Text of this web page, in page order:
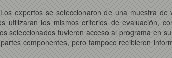
expertos se seleccionaron de una muestra de
utilizaran los mismos criterios de evaluación,
seleccionados tuvieron acceso al programa en
componentes, pero tampoco recibieron